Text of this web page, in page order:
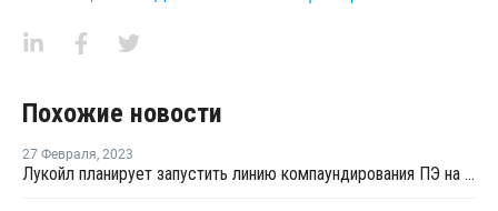
Похожие новости
27 Февраля, 2023
Лукойл планирует запустить линию компаундирования ПЭ на Ставролене в первом квартале